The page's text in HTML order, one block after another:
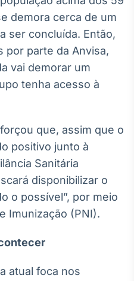
Plataforma para
negociação de
ativos
Broadcast
Datafeed
dados
Broadcast
Ticker
headlines de
notícias
Widgets
demora cerca de um
ser concluída. Então,
por parte da Anvisa,
vai demorar um
tenha acesso à
que, assim que o
positivo junto à
Sanitária
disponibilizar o
o possível”, por meio
Imunização (PNI).
atual foca nos